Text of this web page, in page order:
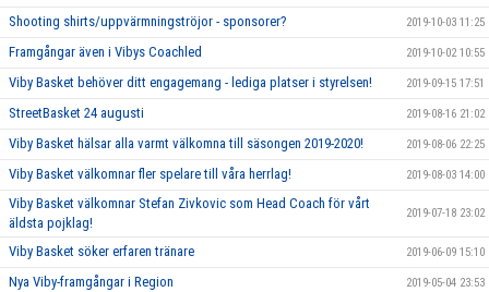
Shooting shirts/uppvärmningströjor - sponsorer? 2019-10-03 11:25
Framgångar även i Vibys Coachled 2019-10-02 10:55
Viby Basket behöver ditt engagemang - lediga platser i styrelsen! 2019-09-15 17:51
StreetBasket 24 augusti 2019-08-16 21:02
Viby Basket hälsar alla varmt välkomna till säsongen 2019-2020! 2019-08-06 22:25
Viby Basket välkomnar fler spelare till våra herrlag! 2019-08-03 14:00
Viby Basket välkomnar Stefan Zivkovic som Head Coach för vårt
äldsta pojklag!
2019-07-18 23:02
Viby Basket söker erfaren tränare 2019-06-09 15:10
Nya Viby-framgångar i Region 2019-05-04 23:53